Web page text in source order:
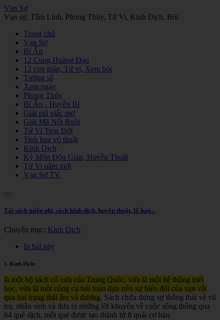
Vạn Sự
Vạn sự, Tâm Linh, Phong Thủy, Tử Vi, Kinh Dịch, Bói
Trang chủ
Vạn Sự
Bí Ẩn
12 Cung Hoàng Đạo
12 con giáp, Tử vi, Xem bói
Tướng số
Xem ngày
Phong Thủy
Bí Ẩn - Huyền Bí
Giải mã giấc mơ
Giải Mã Nốt Ruồi
Tử Vi Trọn Đời
Tinh hoa võ thuật
Kinh Dịch
Kỳ Môn Độn Giáp, Huyền Thuật
Tử Vi năm mới
Vạn Sự TV
Tải sách miễn phí, sách kinh dịch, huyền thuật, lỗ ban...
Chuyên mục: Kinh Dịch
In bài này
1. Kinh Dịch:
là một bộ sách cổ xưa của Trung Quốc, vừa là một hệ thống triết
học, vừa là một công cụ bói toán dựa trên sự biến đổi của vạn vật
qua hai trạng thái âm và dương. Sách chứa đựng sự thông thái về vũ
trụ, nhân sinh và đưa ra những lời khuyên về cuộc sống thông qua
64 quẻ dịch, mỗi quẻ được tạo thành từ 8 quái cơ bản.